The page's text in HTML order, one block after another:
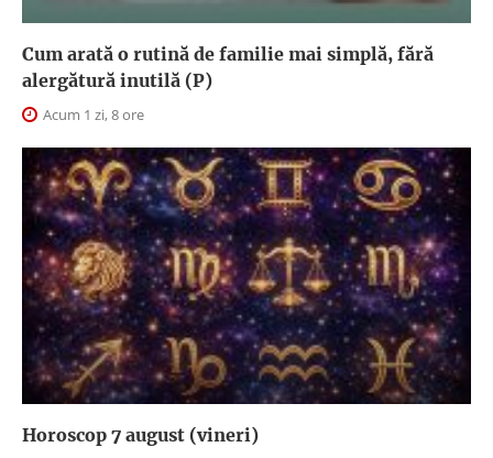
Cum arată o rutină de familie mai simplă, fără
alergătură inutilă (P)
Acum 1 zi, 8 ore
Horoscop 7 august (vineri)